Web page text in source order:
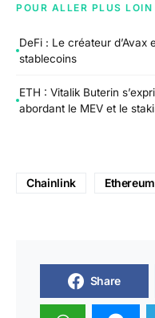
POUR ALLER PLUS LOIN
DeFi : Le créateur d’Avax
stablecoins
ETH : Vitalik Buterin
abordant le MEV et le
Chainlink Ethereum
Share